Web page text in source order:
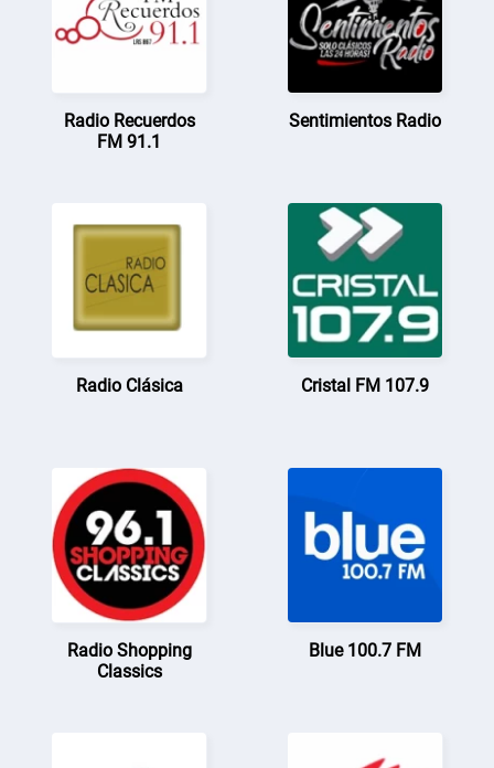
Radio Recuerdos
FM 91.1
Sentimientos Radio
Radio Clásica Cristal FM 107.9
Radio Shopping
Classics
Blue 100.7 FM